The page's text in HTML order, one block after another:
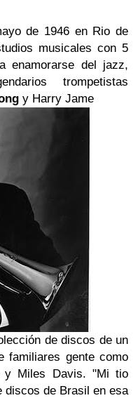
de 1946 en Rio de
musicales con 5
enamorarse del jazz,
trompetistas
y Harry Jame
de discos de un
familiares gente como
y Miles Davis. "Mi tio
discos de Brasil en esa